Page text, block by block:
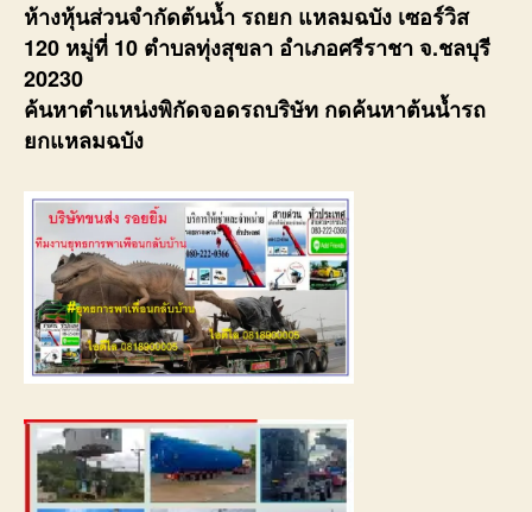
ห้างหุ้นส่วนจำกัดต้นน้ำ รถยก แหลมฉบัง เซอร์วิส
120 หมู่ที่ 10 ตำบลทุ่งสุขลา อำเภอศรีราชา จ.ชลบุรี
20230
ค้นหาตำแหน่งพิกัดจอดรถบริษัท กดค้นหาต้นน้ำรถ
ยกแหลมฉบัง